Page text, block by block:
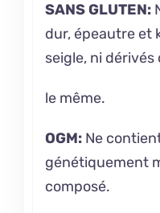
SANS GLUTEN:
dur, épeautre et
seigle, ni dérivés
le même.
OGM:Ne
génétiquement
composé.